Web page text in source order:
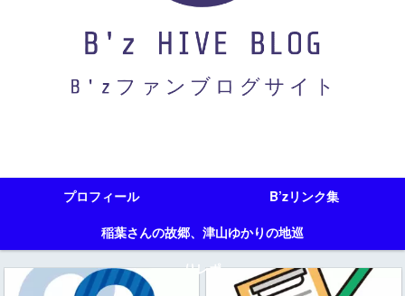
プロフィール
B’zリンク集
稲葉さんの故郷、津山ゆかりの地巡
りレポ